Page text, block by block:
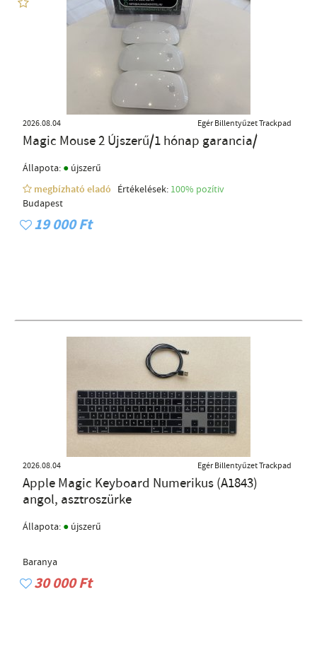
2026.08.04 Egér Billentyűzet Trackpad
Magic Mouse 2 Újszerű/1 hónap garancia/
Állapota: ● újszerű
megbízható eladó
Értékelések: 100% pozítiv
Budapest
19 000 Ft
2026.08.04 Egér Billentyűzet Trackpad
Apple Magic Keyboard Numerikus (A1843)
angol, asztroszürke
Állapota: ● újszerű
Baranya
30 000 Ft